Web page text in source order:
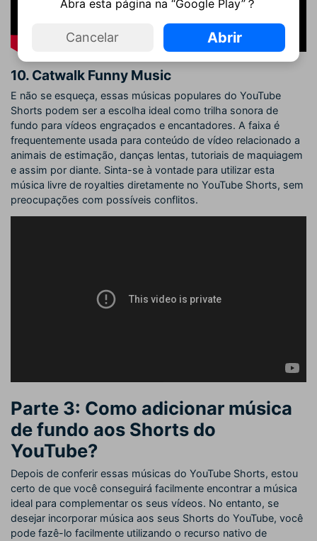
10. Catwalk Funny Music
E não se esqueça, essas músicas populares do YouTube
Shorts podem ser a escolha ideal como trilha sonora de
fundo para vídeos engraçados e encantadores. A faixa é
frequentemente usada para conteúdo de vídeo relacionado a
animais de estimação, danças lentas, tutoriais de maquiagem
e assim por diante. Sinta-se à vontade para utilizar esta
música livre de royalties diretamente no YouTube Shorts, sem
preocupações com possíveis conflitos.
Parte 3: Como adicionar música
de fundo aos Shorts do
YouTube?
Depois de conferir essas músicas do YouTube Shorts, estou
certo de que você conseguirá facilmente encontrar a música
ideal para complementar os seus vídeos. No entanto, se
desejar incorporar música aos seus Shorts do YouTube, você
pode fazê-lo facilmente utilizando o recurso nativo de
Abra esta página na “Google Play”？
Cancelar Abrir